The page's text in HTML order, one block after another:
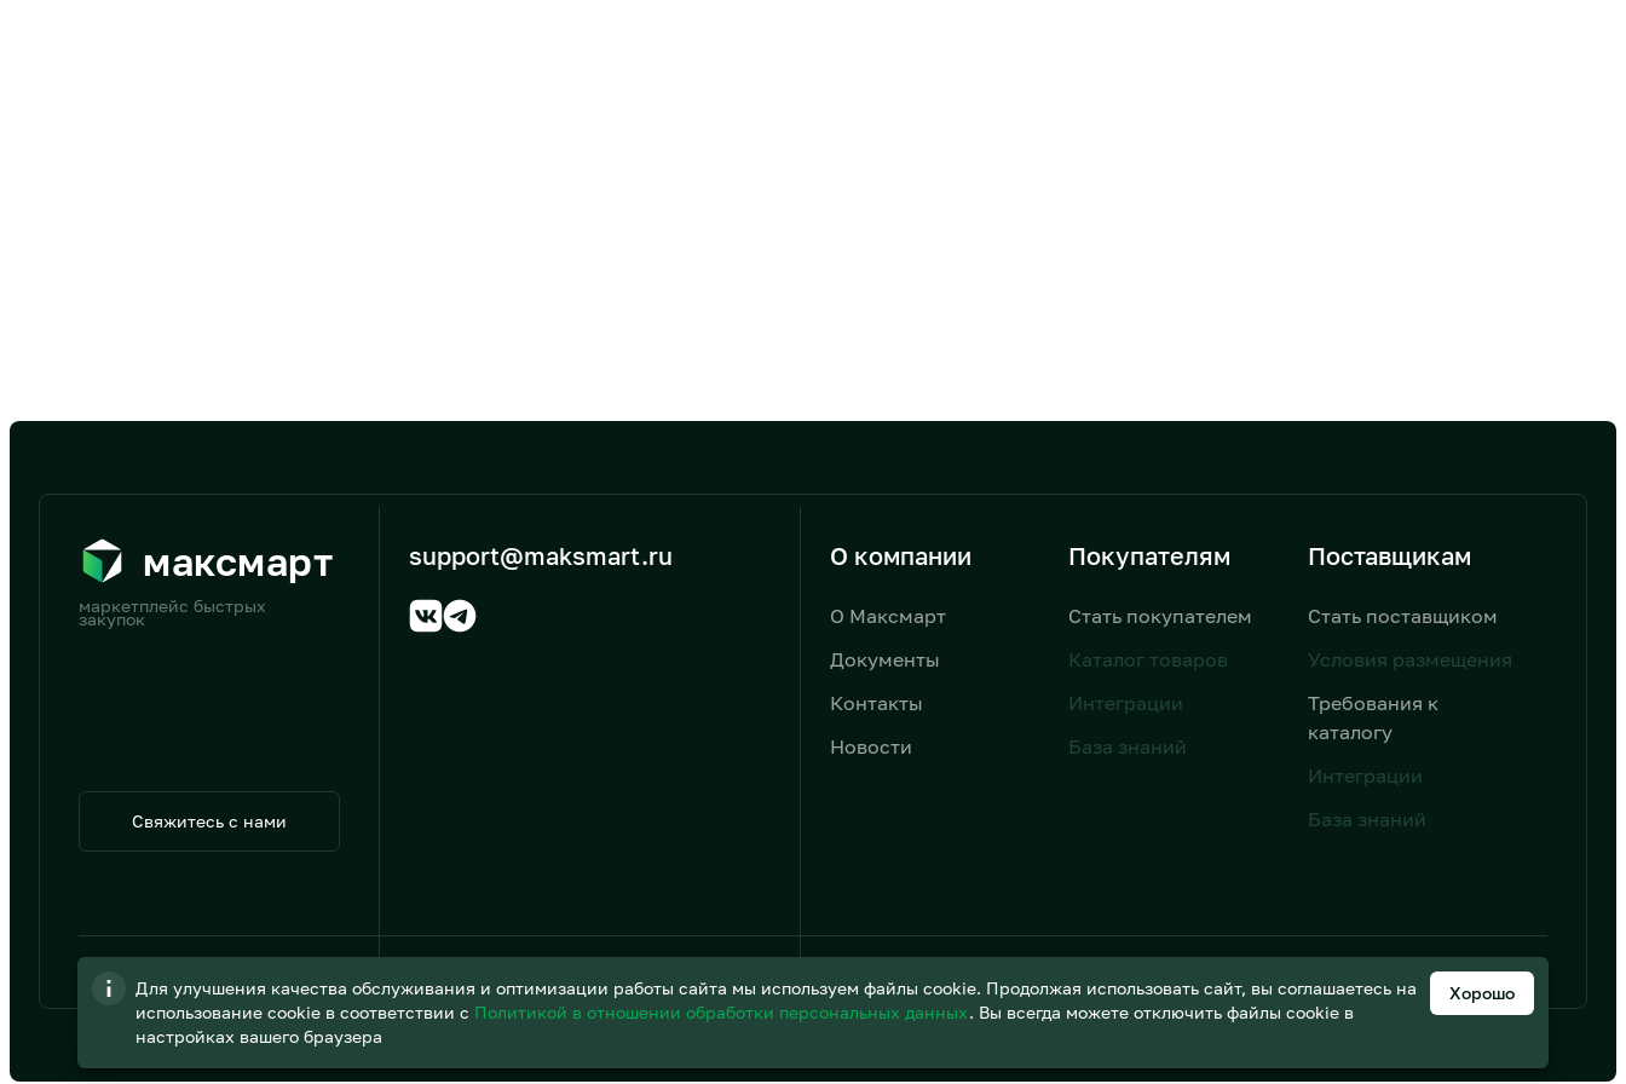
максмарт
маркетплейс быстрых
закупок
Свяжитесь с нами
support@maksmart.ru О компании
О Максмарт
Документы
Контакты
Новости
Покупателям
Стать покупателем
Каталог товаров
Интеграции
База знаний
Поставщикам
Стать поставщиком
Условия размещения
Требования к
каталогу
Интеграции
База знаний
Дизайн от AIC
Для улучшения качества обслуживания и оптимизации работы сайта мы используем файлы cookie. Продолжая использовать сайт, вы соглашаетесь на
использование cookie в соответствии с Политикой в отношении обработки персональных данных. Вы всегда можете отключить файлы cookie в
настройках вашего браузера
Хорошо